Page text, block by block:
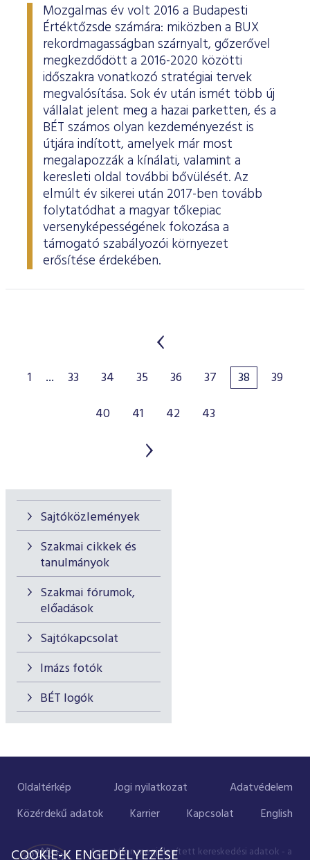
Sajtóközlemények
Szakmai cikkek és
tanulmányok
Szakmai fórumok,
előadások
Sajtókapcsolat
Imázs fotók
BÉT logók
Mozgalmas év volt 2016 a Budapesti
Értéktőzsde számára: miközben a BUX
rekordmagasságban szárnyalt, gőzerővel
megkezdődött a 2016-2020 közötti
időszakra vonatkozó stratégiai tervek
megvalósítása. Sok év után ismét több új
vállalat jelent meg a hazai parketten, és a
BÉT számos olyan kezdeményezést is
útjára indított, amelyek már most
megalapozzák a kínálati, valamint a
keresleti oldal további bővülését. Az
elmúlt év sikerei után 2017-ben tovább
folytatódhat a magyar tőkepiac
versenyképességének fokozása a
támogató szabályozói környezet
erősítése érdekében.
1 ... 33 34 35 36 37 38
39
40
41 42 43
Oldaltérkép Jogi nyilatkozat
Adatvédelem
Közérdekű adatok
Karrier Kapcsolat English
A portálon megjelenített kereskedési adatok - a